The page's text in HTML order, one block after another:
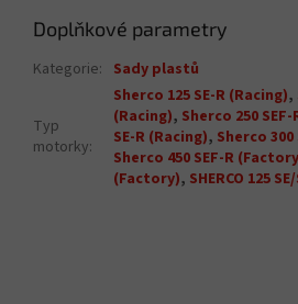
Doplňkové parametry
Kategorie: Sady plastů
Typ
motorky:
Sherco 125 SE-R (Racing),
(Racing), Sherco 250
SE-R (Racing), Sherco
Sherco 450 SEF-R
(Factory), SHERCO 125